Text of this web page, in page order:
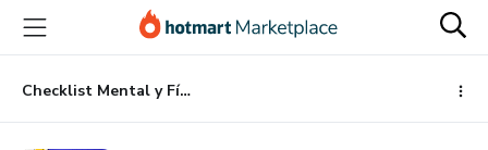
principal
página
de
página
Checklist Mental y Física Pre-Partido para Voleibolistas